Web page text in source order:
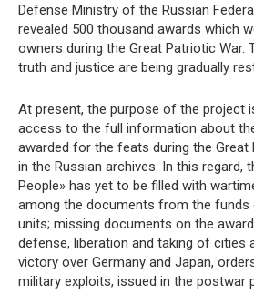
Defense Ministry of the Russian
revealed 500 thousand awards which
owners during the Great Patriotic War.
truth and justice are being gradually
At present, the purpose of the project
access to the full information about
awarded for the feats during the Great
in the Russian archives. In this regard,
People» has yet to be filled with
among the documents from the
units; missing documents on the
defense, liberation and taking of cities
victory over Germany and Japan,
military exploits, issued in the postwar